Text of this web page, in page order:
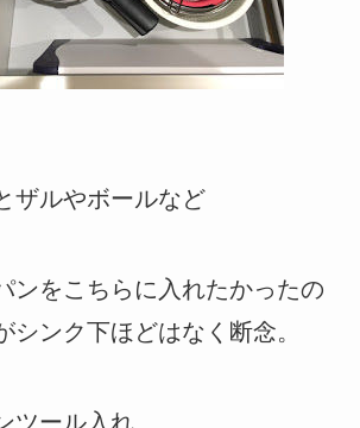
ザルやボールなど
ンをこちらに入れたかったの
シンク下ほどはなく断念。
ツール入れ